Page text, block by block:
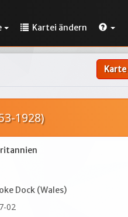
Kartei ändern
Karte
1928)
Dock (Wales)
02